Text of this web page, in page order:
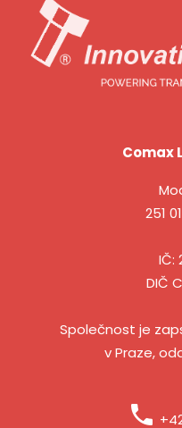
Comax
251
IČ:
DIČ
Společnost je
v Praze,
phone